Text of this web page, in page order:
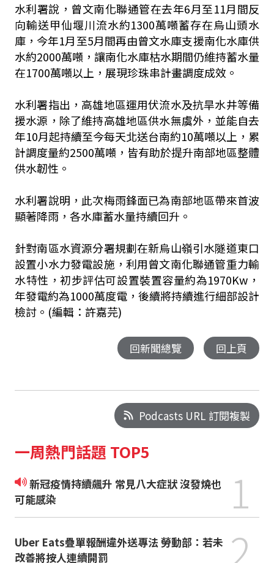
水利署說，曾文南化聯通管在去年6月至11月間反
向輸送甲仙堰川流水約1300萬噸蓄存在烏山頭水
庫，今年1月至5月間再由曾文水庫支援南化水庫供
水約2000萬噸，讓南化水庫枯水期間仍維持蓄水量
在1700萬噸以上，展現珍珠串計畫調度成效。
水利署指出，高雄地區運用伏流水及抗旱水井等備
援水源，除了維持高雄地區供水無虞外，並能自去
年10月起持續至今每天北送台南約10萬噸以上，累
計調度量約2500萬噸，皆有助於提升南部地區整體
供水韌性。
水利署說明，此次梅雨鋒面已為南部地區帶來首波
顯著降雨，各水庫蓄水量持續回升。
針對南區水資源分署規劃在新烏山嶺引水隧道東口
設置小水力發電設施，利用曾文南化聯通管重力輸
水特性，初步評估可設置裝置容量約為1970Kw，
年發電約為1000萬度電，後續將持續進行細部設計
檢討。(編輯：許嘉芫)
回新聞總覽 回上頁
Podcasts URL 訂閱複製
一周熱門話題 TOP5
新冠疫情持續飆升 常見八大症狀 沒發燒也
可能感染
1
Uber Eats疊單報酬違外送專法 勞動部：若未
改善將按人連續開罰
2